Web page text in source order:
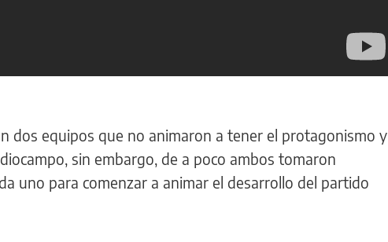
dos equipos que no animaron a tener el protagonismo y
sin embargo, de a poco ambos tomaron
uno para comenzar a animar el desarrollo del partido